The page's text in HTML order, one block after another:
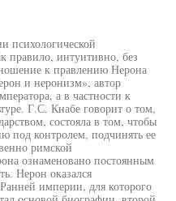
психологической
правило, интуитивно, без
к правлению Нерона
и неронизм», автор
а в частности к
Г.С. Кнабе говорит о том,
состояла в том, чтобы
под контролем, подчинять ее
римской
ознаменовано постоянным
Нерон оказался
империи, для которого